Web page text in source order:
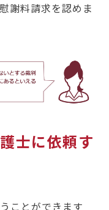
謝料請求を認めま
士に依頼す
ことができます